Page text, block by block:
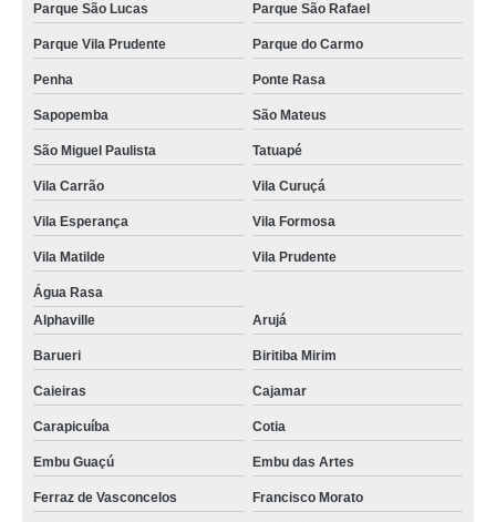
Parque São Lucas Parque São Rafael
Parque Vila Prudente Parque do Carmo
Penha Ponte Rasa
Sapopemba São Mateus
São Miguel Paulista Tatuapé
Vila Carrão Vila Curuçá
Vila Esperança Vila Formosa
Vila Matilde Vila Prudente
Água Rasa
Alphaville
Arujá
Barueri Biritiba Mirim
Caieiras Cajamar
Carapicuíba Cotia
Embu Guaçú Embu das Artes
Ferraz de Vasconcelos Francisco Morato